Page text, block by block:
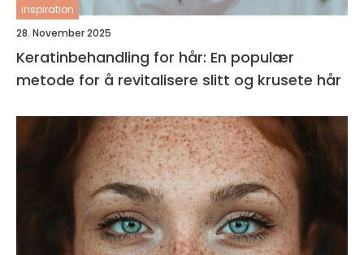
inspiration
28. November 2025
Keratinbehandling for hår: En populær
metode for å revitalisere slitt og krusete hår